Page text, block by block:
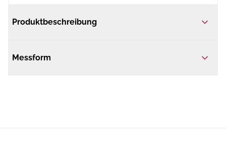
Produktbeschreibung
Messform